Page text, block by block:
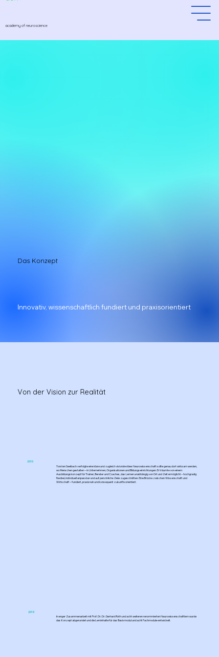
academy of neuroscience
Von der Vision zur Realität
2010
Torsten Seelbach verfolgte eine klare und zugleich visionäre Idee: Neurowissenschaft sollte genau dort wirksam werden,
wo Menschen gestalten – in Unternehmen, Organisationen und Bildungseinrichtungen. Er träumte von einem
Ausbildungskonzept für Trainer, Berater und Coaches, das Lernen unabhängig von Ort und Zeit ermöglicht – hochgradig
flexibel, individuell anpassbar und auf persönliche Ziele zugeschnitten. Eine Brücke zwischen Wissenschaft und
Wirtschaft – fundiert, praxisnah und konsequent zukunftsorientiert.
2013
In enger Zusammenarbeit mit Prof. Dr. Dr. Gerhard Roth und acht weiteren renommierten Neurowissenschaftlern wurde
das Konzept abgerundet und die Lerninhalte für das Basismodul und acht Fachmodule entwickelt.
Innovativ, wissenschaftlich fundiert und praxisorientiert
Das Konzept